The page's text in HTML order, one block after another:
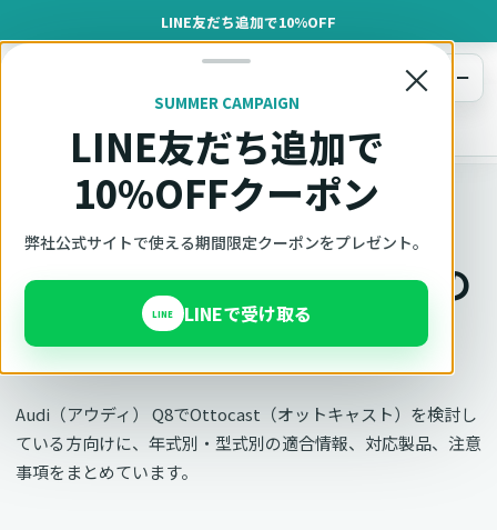
LINE友だち追加で10%OFF
×
SUMMER CAMPAIGN
LINE友だち追加で
10%OFFクーポン
弊社公式サイトで使える期間限定クーポンをプレゼント。
LINE LINEで受け取る
オットキャスト
メニュー
車種適合確認 Audi（アウディ） Q8
車種別適合
オットキャスト Audi Q8の
適合確認
Audi（アウディ） Q8でOttocast（オットキャスト）を検討し
ている方向けに、年式別・型式別の適合情報、対応製品、注意
事項をまとめています。